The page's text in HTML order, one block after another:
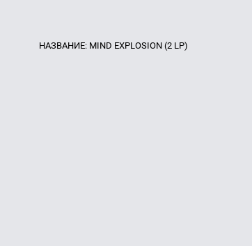
НАЗВАНИЕ: MIND EXPLOSION (2 LP)